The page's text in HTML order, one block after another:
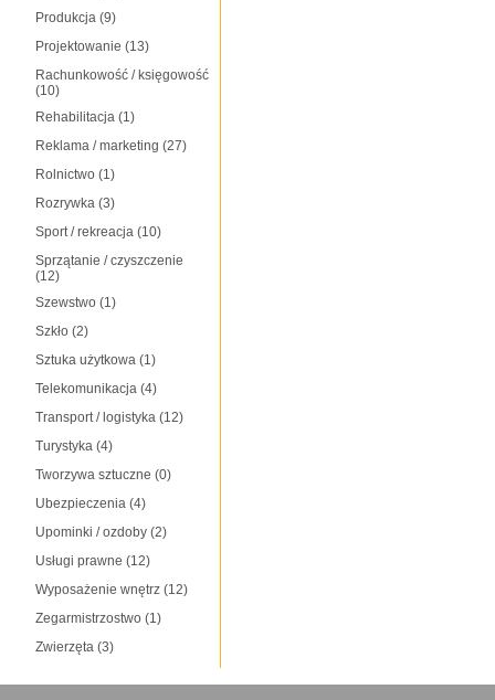
Produkcja (9)
Projektowanie (13)
Rachunkowość / księgowość
(10)
Rehabilitacja (1)
Reklama / marketing (27)
Rolnictwo (1)
Rozrywka (3)
Sport / rekreacja (10)
Sprzątanie / czyszczenie
(12)
Szewstwo (1)
Szkło (2)
Sztuka użytkowa (1)
Telekomunikacja (4)
Transport / logistyka (12)
Turystyka (4)
Tworzywa sztuczne (0)
Ubezpieczenia (4)
Upominki / ozdoby (2)
Usługi prawne (12)
Wyposażenie wnętrz (12)
Zegarmistrzostwo (1)
Zwierzęta (3)